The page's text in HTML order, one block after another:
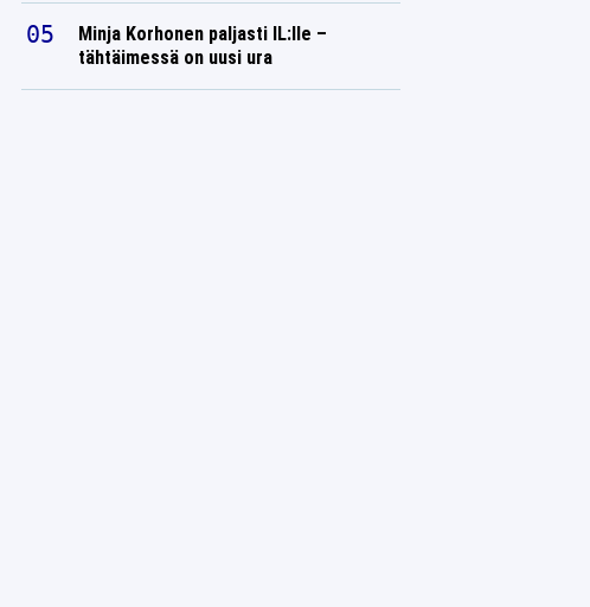
Minja Korhonen paljasti IL:lle –
tähtäimessä on uusi ura